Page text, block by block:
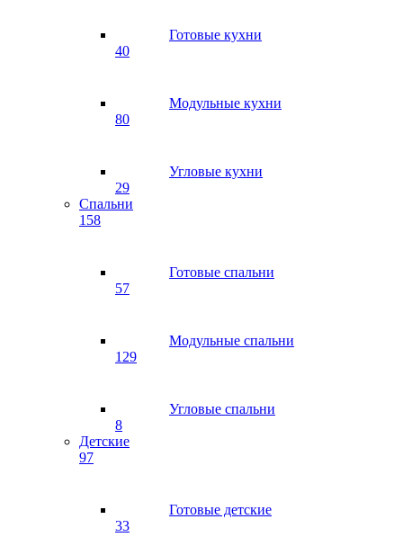
Готовые кухни
40
Модульные кухни
80
Угловые кухни
29
Спальни
158
Готовые спальни
57
Модульные спальни
129
Угловые спальни
8
Детские
97
Готовые детские
33